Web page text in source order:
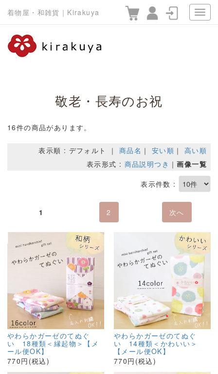
着物屋・和雑貨｜Kirakuya
敬老・長寿のお祝
16件の商品があります。
表示順 : デフォルト ｜ 商品名 ｜ 安い順 ｜ 高い順
表示形式 : 商品説明つき ｜画像一覧
表示件数 :
1 2 次へ
やわらかガーゼのてぬぐ
い 18種類＜縁起物＞【メ
ール便OK】
770円(税込)
やわらかガーゼのてぬぐ
い 14種類＜かわいい＞
【メール便OK】
770円(税込)